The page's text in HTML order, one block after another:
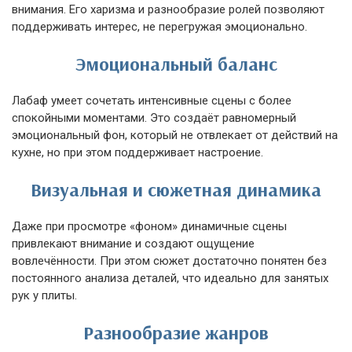
внимания. Его харизма и разнообразие ролей позволяют
поддерживать интерес, не перегружая эмоционально.
Эмоциональный баланс
Лабаф умеет сочетать интенсивные сцены с более
спокойными моментами. Это создаёт равномерный
эмоциональный фон, который не отвлекает от действий на
кухне, но при этом поддерживает настроение.
Визуальная и сюжетная динамика
Даже при просмотре «фоном» динамичные сцены
привлекают внимание и создают ощущение
вовлечённости. При этом сюжет достаточно понятен без
постоянного анализа деталей, что идеально для занятых
рук у плиты.
Разнообразие жанров